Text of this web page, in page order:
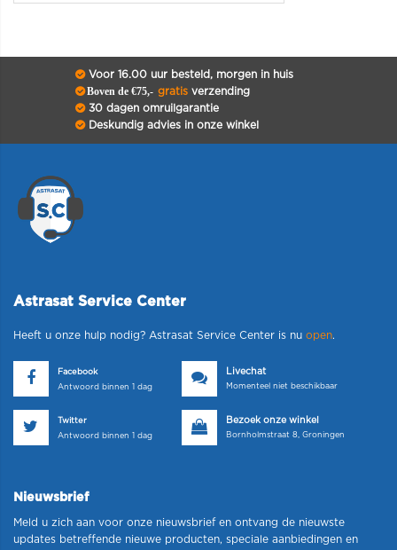
Voor 16.00 uur besteld, morgen in huis
Boven de €75,- gratisverzending
30 dagen omruilgarantie
Deskundig advies in onze winkel
Astrasat Service Center
Heeft u onze hulp nodig? Astrasat Service Center is nu open.
Facebook
Antwoord binnen 1 dag
Livechat
Momenteel niet beschikbaar
Twitter
Antwoord binnen 1 dag
Bezoek onze winkel
Bornholmstraat 8, Groningen
Nieuwsbrief
Meld u zich aan voor onze nieuwsbrief en ontvang de nieuwste
updates betreffende nieuwe producten, speciale aanbiedingen en